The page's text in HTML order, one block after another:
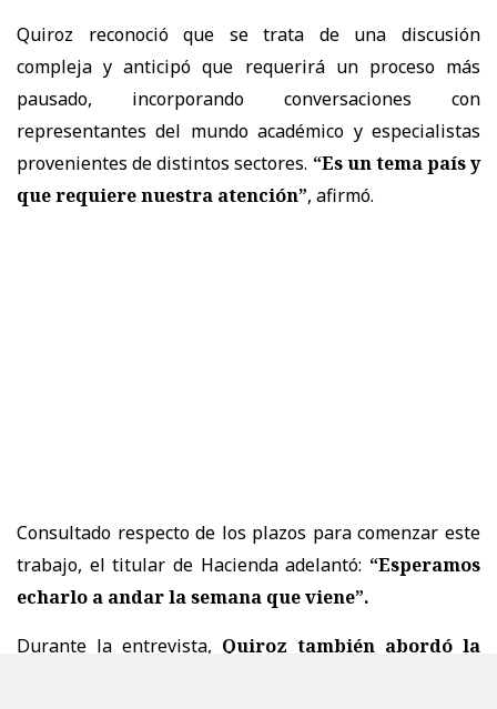
Quiroz reconoció que se trata de una discusión
compleja y anticipó que requerirá un proceso más
pausado, incorporando conversaciones con
representantes del mundo académico y especialistas
provenientes de distintos sectores. “Es un tema país y
que requiere nuestra atención”, afirmó.
Consultado respecto de los plazos para comenzar este
trabajo, el titular de Hacienda adelantó: “Esperamos
echarlo a andar la semana que viene”.
Durante la entrevista, Quiroz también abordó la